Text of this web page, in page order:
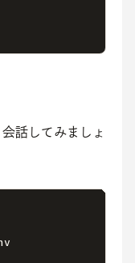
話してみましょ